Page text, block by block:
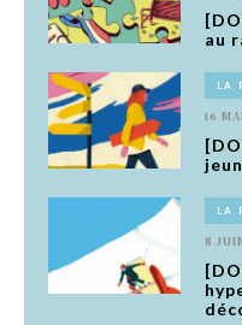
au
LA
16
LA
8